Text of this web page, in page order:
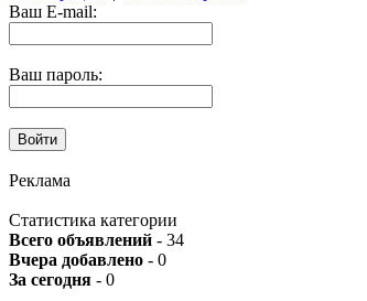
Ваш E-mail:
Ваш пароль:
Реклама
Статистика категории
Всего объявлений - 34
Вчера добавлено - 0
За сегодня - 0